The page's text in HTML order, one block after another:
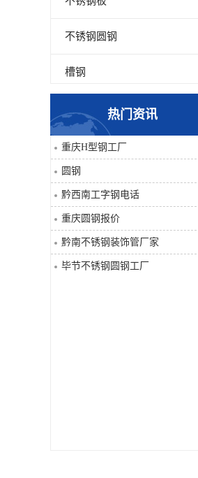
不锈钢圆钢
槽钢
角钢
焊管
工字钢
H型钢
热门资讯
重庆H型钢工厂
圆钢
黔西南工字钢电话
重庆圆钢报价
黔南不锈钢装饰管厂家
毕节不锈钢圆钢工厂